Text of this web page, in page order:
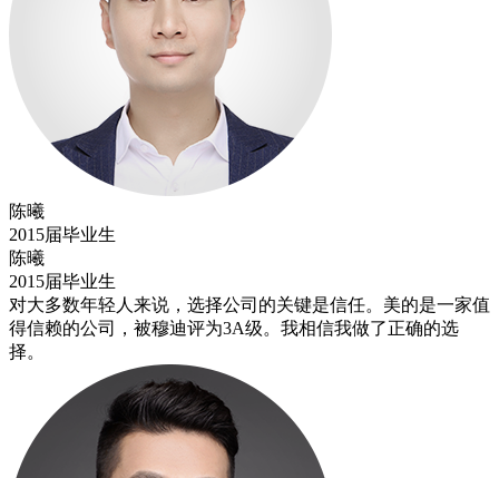
陈曦
2015届毕业生
陈曦
2015届毕业生
对大多数年轻人来说，选择公司的关键是信任。美的是一家值
得信赖的公司，被穆迪评为3A级。我相信我做了正确的选
择。